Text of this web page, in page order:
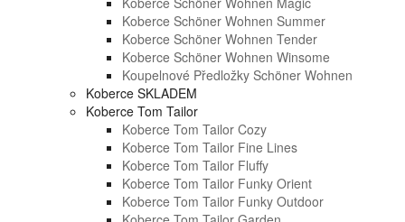
Koberce Schöner Wohnen Summer
Koberce Schöner Wohnen Tender
Koberce Schöner Wohnen Winsome
Koupelnové Předložky Schöner Wohnen
Koberce SKLADEM
Koberce Tom Tailor
Koberce Tom Tailor Cozy
Koberce Tom Tailor Fine Lines
Koberce Tom Tailor Fluffy
Koberce Tom Tailor Funky Orient
Koberce Tom Tailor Funky Outdoor